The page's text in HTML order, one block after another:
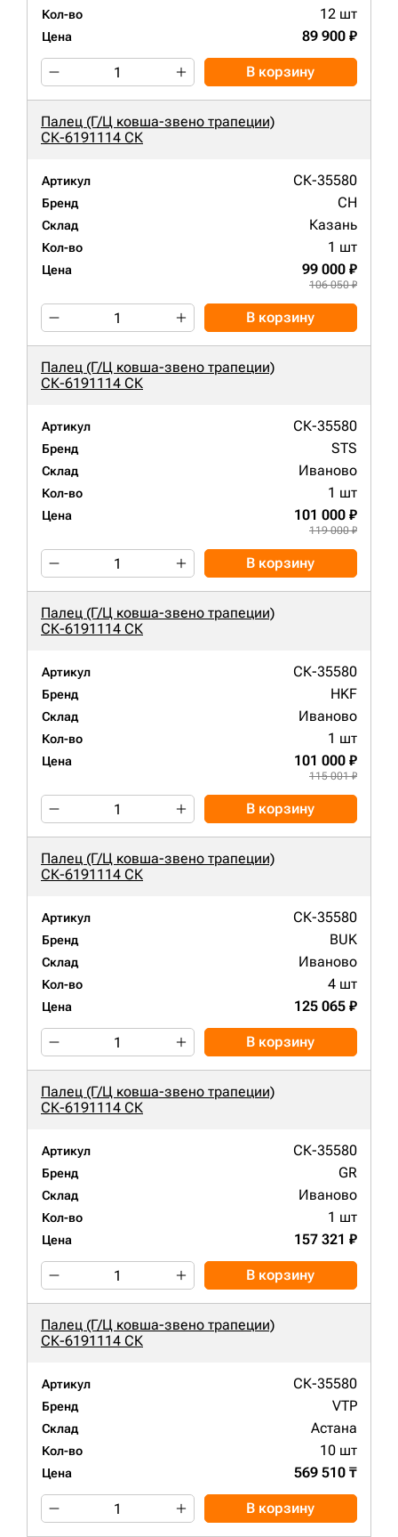
Кол-во 12 шт
Цена 89 900 ₽
В корзину
Палец (Г/Ц ковша-звено трапеции)
СК-6191114 СК
Артикул СК-35580
Бренд CH
Склад Казань
Кол-во 1 шт
Цена 99 000 ₽
106 050 ₽
В корзину
Палец (Г/Ц ковша-звено трапеции)
СК-6191114 СК
Артикул СК-35580
Бренд STS
Склад Иваново
Кол-во 1 шт
Цена 101 000 ₽
119 000 ₽
В корзину
Палец (Г/Ц ковша-звено трапеции)
СК-6191114 СК
Артикул СК-35580
Бренд HKF
Склад Иваново
Кол-во 1 шт
Цена 101 000 ₽
115 001 ₽
В корзину
Палец (Г/Ц ковша-звено трапеции)
СК-6191114 СК
Артикул СК-35580
Бренд BUK
Склад Иваново
Кол-во 4 шт
Цена 125 065 ₽
В корзину
Палец (Г/Ц ковша-звено трапеции)
СК-6191114 СК
Артикул СК-35580
Бренд GR
Склад Иваново
Кол-во 1 шт
Цена 157 321 ₽
В корзину
Палец (Г/Ц ковша-звено трапеции)
СК-6191114 СК
Артикул СК-35580
Бренд VTP
Склад Астана
Кол-во 10 шт
Цена 569 510 ₸
В корзину